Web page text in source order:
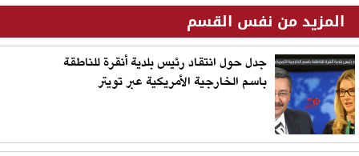
المزيد من نفس القسم
جدل حول انتقاد رئيس بلدية أنقرة للناطقة
باسم الخارجية الأمريكية عبر تويتر